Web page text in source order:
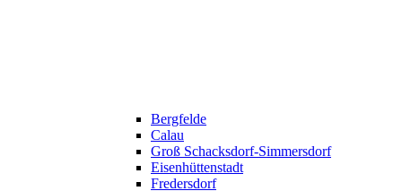
Bergfelde
Calau
Groß Schacksdorf-Simmersdorf
Eisenhüttenstadt
Fredersdorf